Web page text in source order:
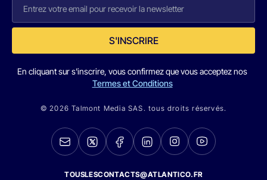
S'INSCRIRE
En cliquant sur s'inscrire, vous confirmez que vous acceptez nos
Termes et Conditions
© 2026 Talmont Media SAS. tous droits réservés.
TOUSLESCONTACTS@ATLANTICO.FR